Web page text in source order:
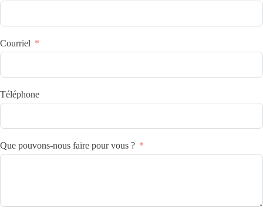
Courriel
Téléphone
Que pouvons-nous faire pour vous ?